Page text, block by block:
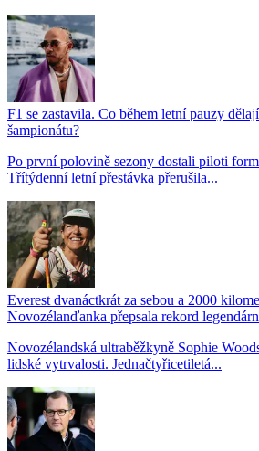
F1 se zastavila. Co během letní pauzy
šampionátu?
Po první polovině sezony dostali piloti
Třítýdenní letní přestávka přerušila...
Everest dvanáctkrát za sebou a 2000
Novozélanďanka přepsala rekord
Novozélandská ultraběžkyně Sophie
lidské vytrvalosti. Jednačtyřicetiletá...